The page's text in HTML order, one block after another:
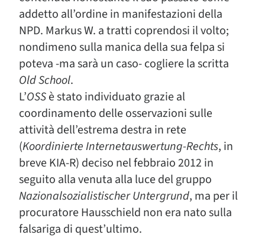
addetto all’ordine in manifestazioni della
NPD. Markus W. a tratti coprendosi il volto;
nondimeno sulla manica della sua felpa si
poteva -ma sarà un caso- cogliere la scritta
Old School.
L’OSSè stato individuato grazie al
coordinamento delle osservazioni sulle
attività dell’estrema destra in rete
(Koordinierte Internetauswertung-Rechts, in
breve KIA-R) deciso nel febbraio 2012 in
seguito alla venuta alla luce del gruppo
Nazionalsozialistischer Untergrund, ma per il
procuratore Hausschield non era nato sulla
falsariga di quest’ultimo.